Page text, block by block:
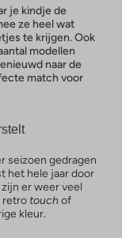
je kindje de
ze heel wat
te krijgen. Ook
modellen
naar de
match voor
seizoen gedragen
het hele jaar door
er weer veel
retro touch of
kleur.